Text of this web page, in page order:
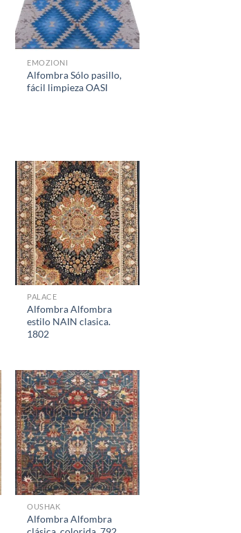
EMOZIONI
Alfombra Sólo pasillo,
fácil limpieza OASI
PALACE
Alfombra Alfombra
estilo NAIN clasica.
1802
OUSHAK
Alfombra Alfombra